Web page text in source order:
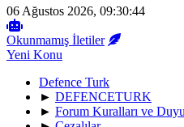
06 Ağustos 2026, 09:30:44
Okunmamış İletiler
Yeni Konu
Defence Turk
► DEFENCETURK
► Forum Kuralları ve